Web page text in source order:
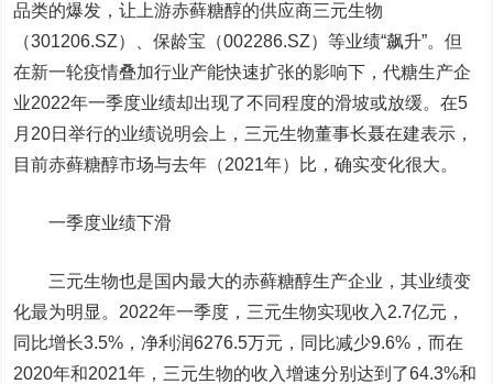
品类的爆发，让上游赤藓糖醇的供应商三元生物
（301206.SZ）、保龄宝 （002286.SZ）等业绩“飙升”。但
在新一轮疫情叠加行业产能快速扩张的影响下，代糖生产企
业2022年一季度业绩却出现了不同程度的滑坡或放缓。在5
月20日举行的业绩说明会上，三元生物董事长聂在建表示，
目前赤藓糖醇市场与去年（2021年）比，确实变化很大。
一季度业绩下滑
三元生物也是国内最大的赤藓糖醇生产企业，其业绩变
化最为明显。2022年一季度，三元生物实现收入2.7亿元，
同比增长3.5%，净利润6276.5万元，同比减少9.6%，而在
2020年和2021年，三元生物的收入增速分别达到了64.3%和